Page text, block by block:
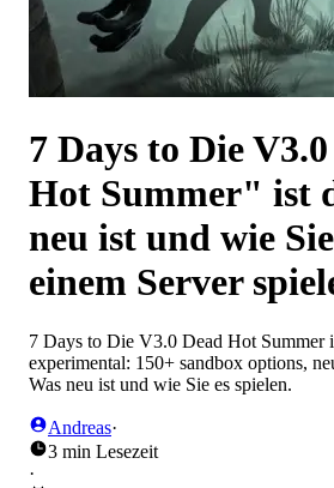
7 Days to Die
Hot Summer" ist
neu ist und wie
einem Server
7 Days to Die V3.0 Dead Hot Summer
experimental: 150+ sandbox options,
Was neu ist und wie Sie es spielen.
Andreas·
3 min Lesezeit
·